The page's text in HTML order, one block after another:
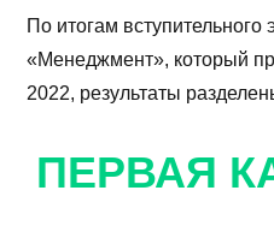
По итогам
«Менеджмент», который
2022, результаты
ПЕРВАЯ